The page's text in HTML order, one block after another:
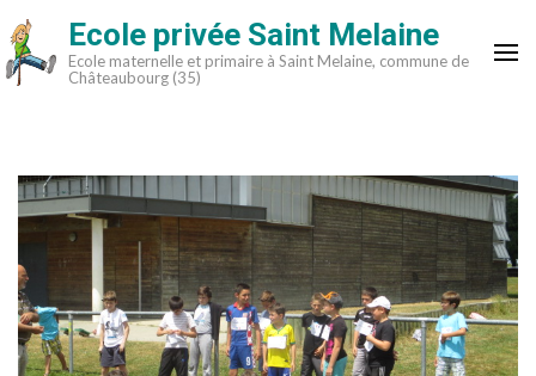
Aller
au
contenu
Ecole privée Saint Melaine
Ecole maternelle et primaire à Saint Melaine, commune de
Châteaubourg (35)